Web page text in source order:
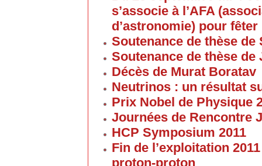
s’associe à l’AFA
d’astronomie) pour fêter
Soutenance de thèse
Soutenance de thèse
Décès de Murat Boratav
Neutrinos : un résultat
Prix Nobel de Physique
Journées de Rencontre
HCP Symposium 2011
Fin de l’exploitation
proton-proton